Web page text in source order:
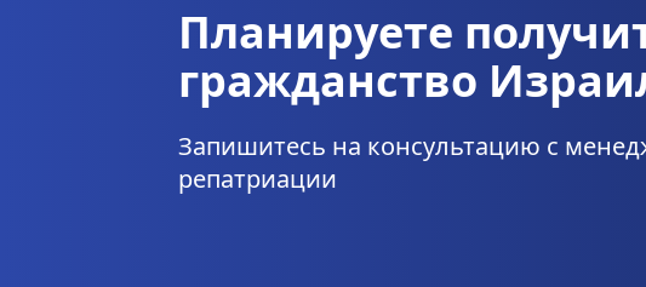
Планируете
гражданство
Запишитесь на консультацию с
репатриации